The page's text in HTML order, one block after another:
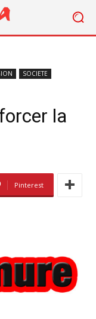
SOCIETE
la
Pinterest